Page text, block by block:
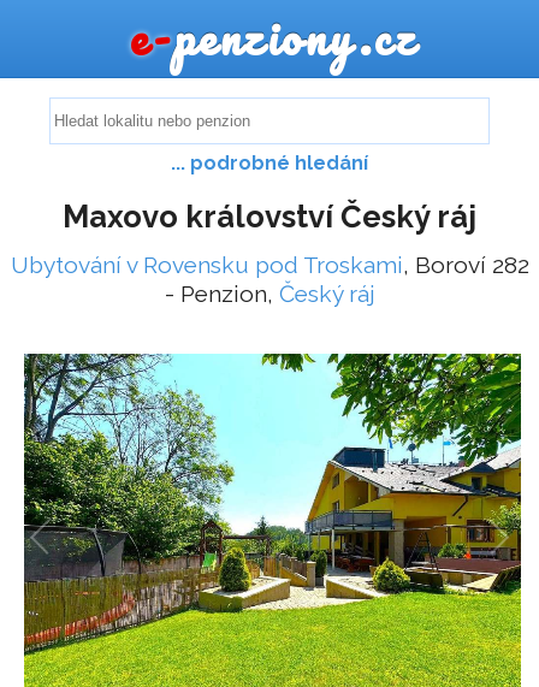
e-penziony.cz
... podrobné hledání
Maxovo království Český ráj
Ubytování v Rovensku pod Troskami, Boroví 282
- Penzion, Český ráj